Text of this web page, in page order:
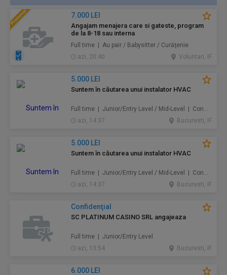
7.000 LEI
Angajam menajera care si gateste, program
de la 8-18 sau interna
Full time | Au pair / Babysitter / Curăţenie
azi, 20:40
Voluntari, IF
5.000 LEI
Suntem în căutarea unui instalator HVAC
Full time | Junior/Entry Level / Mid-Level | Construcţii / Amenajări
azi, 14:37
Bucuresti, IF
5.000 LEI
Suntem în căutarea unui instalator HVAC
Full time | Junior/Entry Level / Mid-Level | Construcţii / Amenajări
azi, 14:37
Bucuresti, IF
Confidenţial
SC PLATINUM CASINO SRL angajeaza
Full time | Junior/Entry Level
azi, 13:54
Bucuresti, IF
6.000 LEI